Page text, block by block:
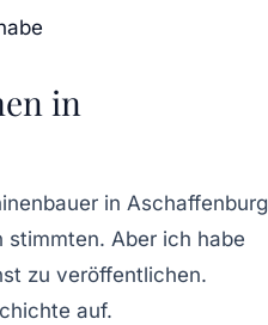
in
in Aschaffenburg
stimmten. Aber ich habe
zu veröffentlichen.
auf.